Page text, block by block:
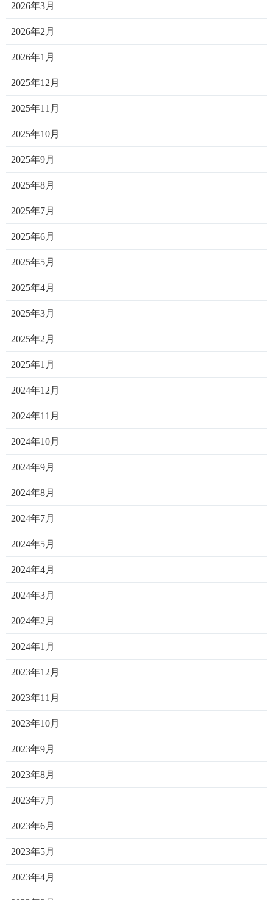
2026年3月
2026年2月
2026年1月
2025年12月
2025年11月
2025年10月
2025年9月
2025年8月
2025年7月
2025年6月
2025年5月
2025年4月
2025年3月
2025年2月
2025年1月
2024年12月
2024年11月
2024年10月
2024年9月
2024年8月
2024年7月
2024年5月
2024年4月
2024年3月
2024年2月
2024年1月
2023年12月
2023年11月
2023年10月
2023年9月
2023年8月
2023年7月
2023年6月
2023年5月
2023年4月